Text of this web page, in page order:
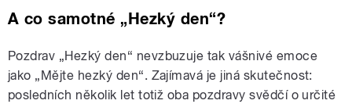
A co samotné „Hezký den“?
Pozdrav „Hezký den“ nevzbuzuje tak vášnivé emoce
jako „Mějte hezký den“. Zajímavá je jiná skutečnost:
posledních několik let totiž oba pozdravy svědčí o určité